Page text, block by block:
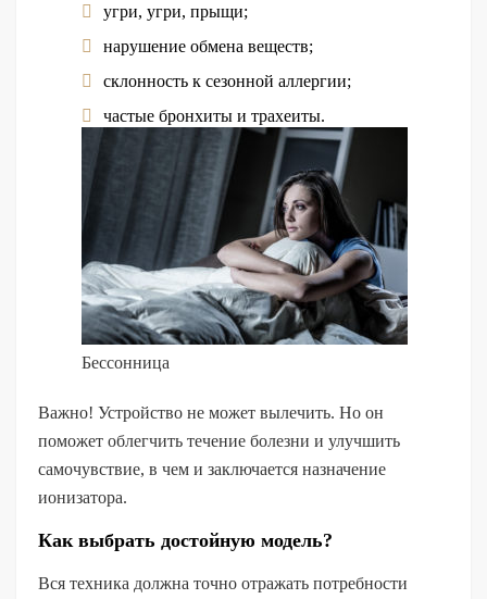
угри, угри, прыщи;
нарушение обмена веществ;
склонность к сезонной аллергии;
частые бронхиты и трахеиты.
Бессонница
Важно! Устройство не может вылечить. Но он
поможет облегчить течение болезни и улучшить
самочувствие, в чем и заключается назначение
ионизатора.
Как выбрать достойную модель?
Вся техника должна точно отражать потребности